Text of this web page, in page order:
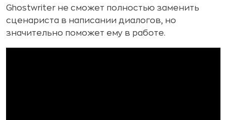
Ghostwriter не сможет полностью заменить
сценариста в написании диалогов, но
значительно поможет ему в работе.